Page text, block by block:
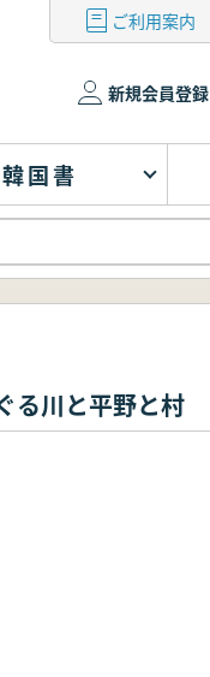
ご利用案内
新規会員登録
韓国書
る川と平野と村